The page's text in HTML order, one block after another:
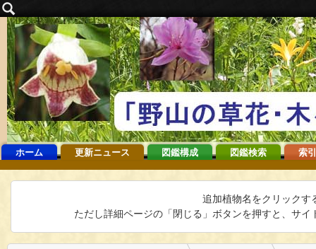
ホーム 更新ニュース 図鑑構成 図鑑検索 索
追加植物名をクリックす
ただし詳細ページの「閉じる」ボタンを押すと、サ